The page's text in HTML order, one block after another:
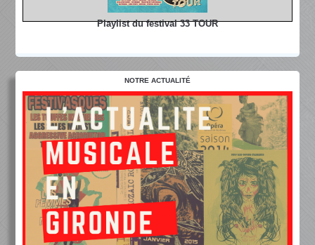
Playlist du festival 33 TOUR
NOTRE ACTUALITÉ